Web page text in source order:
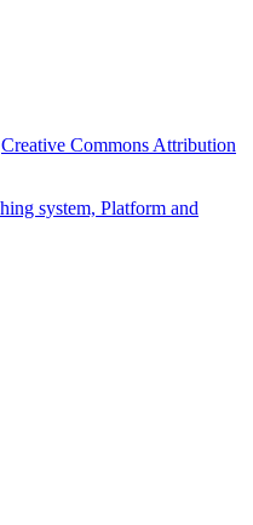
Creative Commons Attribution